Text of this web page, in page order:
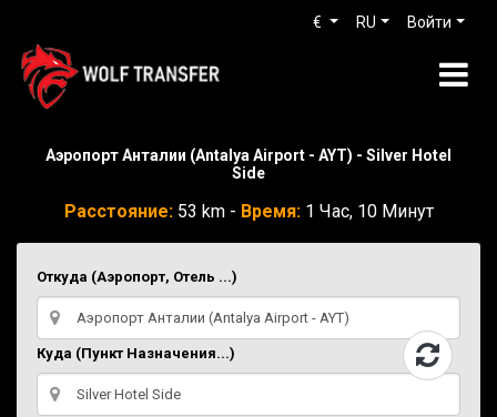
Войти
RU
€
Аэропорт Анталии (Antalya Airport - AYT) - Silver Hotel
Side
Расстояние:53 km - Время:1 Час, 10 Минут
Откуда (Аэропорт, Отель ...)
Куда (Пункт Назначения...)